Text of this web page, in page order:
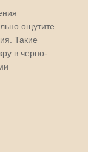
ощутите
Такие
в черно-